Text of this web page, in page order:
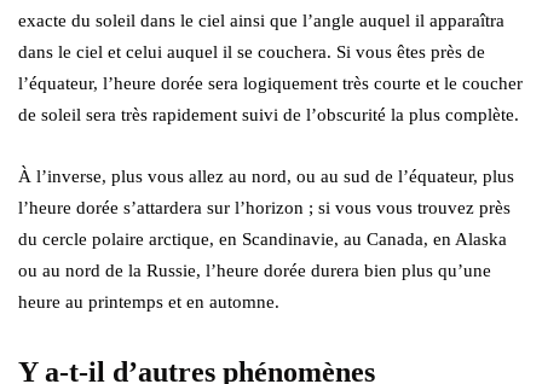
exacte du soleil dans le ciel ainsi que l’angle auquel il apparaîtra
dans le ciel et celui auquel il se couchera. Si vous êtes près de
l’équateur, l’heure dorée sera logiquement très courte et le coucher
de soleil sera très rapidement suivi de l’obscurité la plus complète.
À l’inverse, plus vous allez au nord, ou au sud de l’équateur, plus
l’heure dorée s’attardera sur l’horizon ; si vous vous trouvez près
du cercle polaire arctique, en Scandinavie, au Canada, en Alaska
ou au nord de la Russie, l’heure dorée durera bien plus qu’une
heure au printemps et en automne.
Y a-t-il d’autres phénomènes